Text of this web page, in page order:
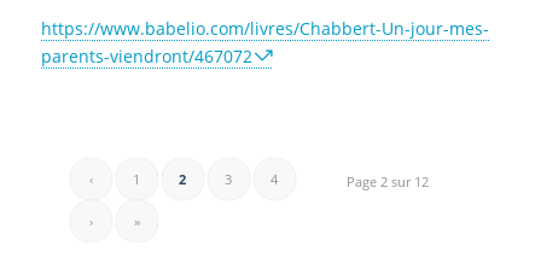
https://www.babelio.com/livres/Chabbert-Un-jour-mes-
parents-viendront/467072
Page 2 sur 12
‹ 1 2 3 4
› »